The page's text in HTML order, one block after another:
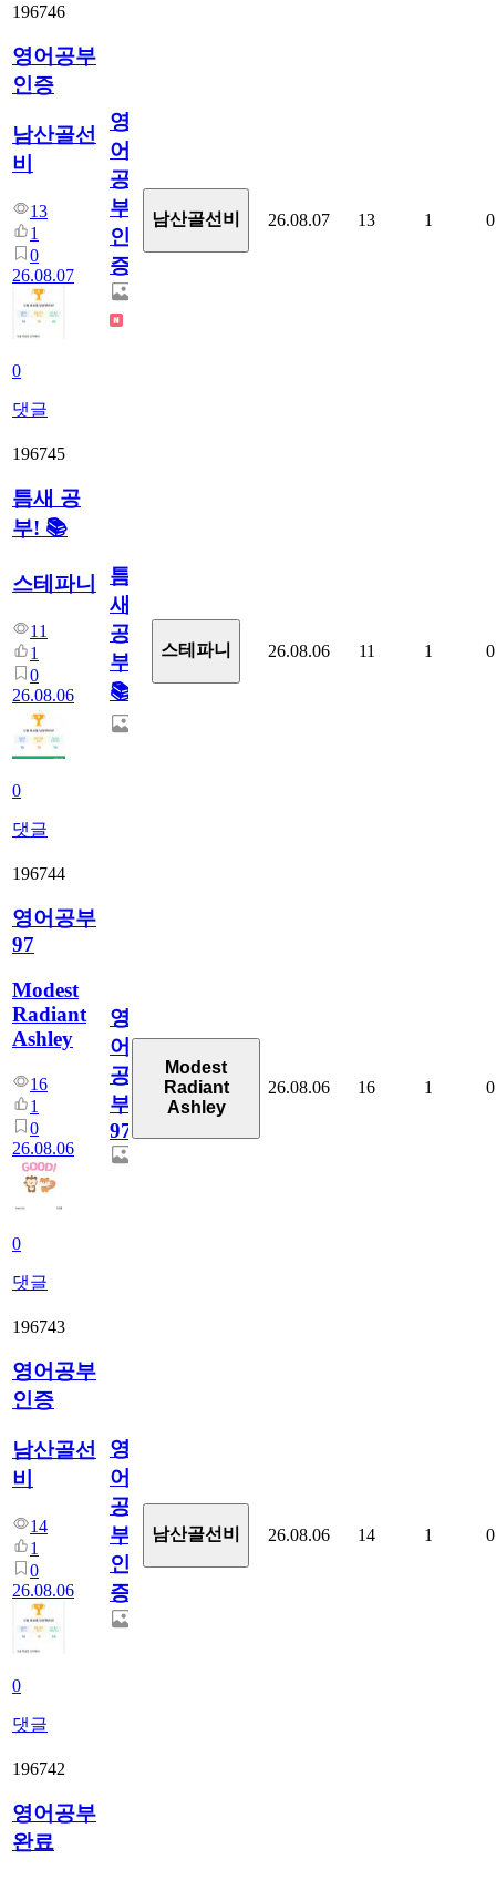
196746
영어공부
인증
남산골선
비
13
1
0
26.08.07
0
댓글
영
어
공
부
인
증
남산골선비 26.08.07 13 1 0
196745
틈새 공
부! 📚
스테파니
11
1
0
26.08.06
0
댓글
틈
새
공
부!
📚
스테파니 26.08.06 11 1 0
196744
영어공부
97
Modest
Radiant
Ashley
16
1
0
26.08.06
0
댓글
영
어
공
부
97
Modest
Radiant
Ashley
26.08.06 16 1 0
196743
영어공부
인증
남산골선
비
14
1
0
26.08.06
0
댓글
영
어
공
부
인
증
남산골선비 26.08.06 14 1 0
196742
영어공부
완료